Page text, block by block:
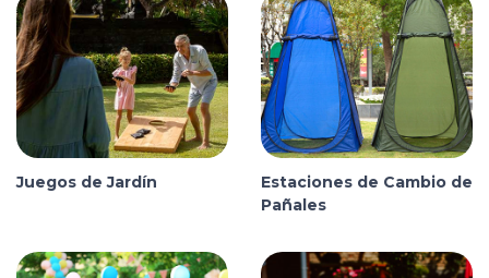
Juegos de Jardín
Estaciones de Cambio de
Pañales